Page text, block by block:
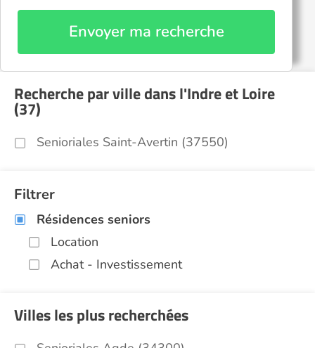
Envoyer ma recherche
Recherche par ville dans l'Indre et Loire
(37)
Senioriales Saint-Avertin (37550)
Filtrer
Résidences seniors
Location
Achat - Investissement
Villes les plus recherchées